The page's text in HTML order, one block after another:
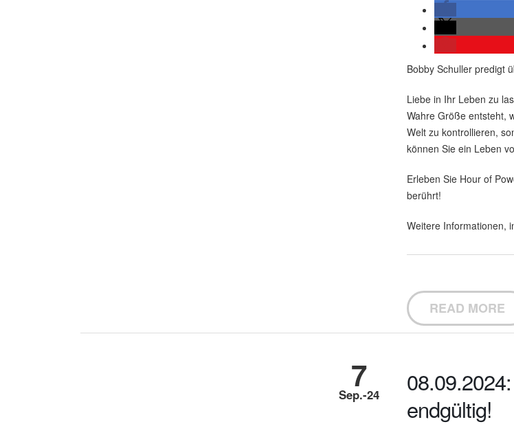
Bobby Schuller predigt
Liebe in Ihr Leben zu
Wahre Größe entsteht,
Welt zu kontrollieren,
können Sie ein Leben
Erleben Sie Hour of
berührt!
Weitere Informationen,
READ MORE
7
Sep.-24
endgültig!